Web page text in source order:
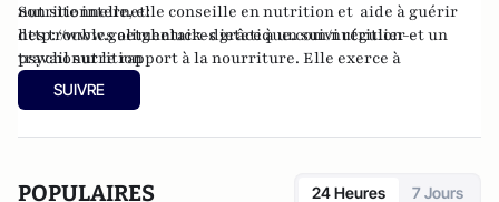
nutritionnelle, elle conseille en nutrition et aide à guérir
des troubles alimentaires grâce à un suivi régulier et un
travail sur le rapport à la nourriture. Elle exerce à
Lambersat, près de Lille.
Son site internet:
http://www.goetgheluck-dietetique.com/nutrition--
psychonutrition
SUIVRE
POPULAIRES 24 Heures 7 Jours